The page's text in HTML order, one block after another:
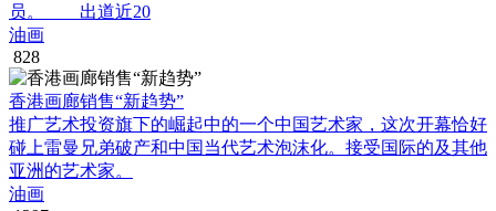
员。 出道近20
油画
828
香港画廊销售“新趋势”
推广艺术投资旗下的崛起中的一个中国艺术家，这次开幕恰好
碰上雷曼兄弟破产和中国当代艺术泡沫化。接受国际的及其他
亚洲的艺术家。
油画